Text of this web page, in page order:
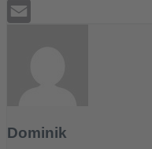
Tumblr
Dominik